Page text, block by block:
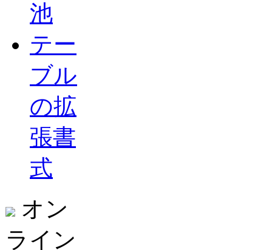
池
テー
ブル
の拡
張書
式
オン
ライン